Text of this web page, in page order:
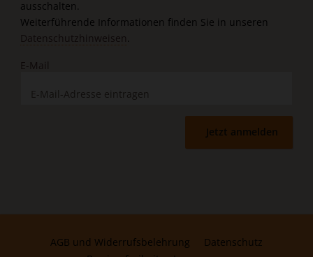
ausschalten.
Weiterführende Informationen finden Sie in unseren
Datenschutzhinweisen.
E-Mail
Jetzt anmelden
AGB und Widerrufsbelehrung
Datenschutz